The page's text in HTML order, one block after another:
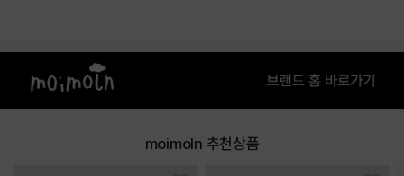
moimoln 추천상품